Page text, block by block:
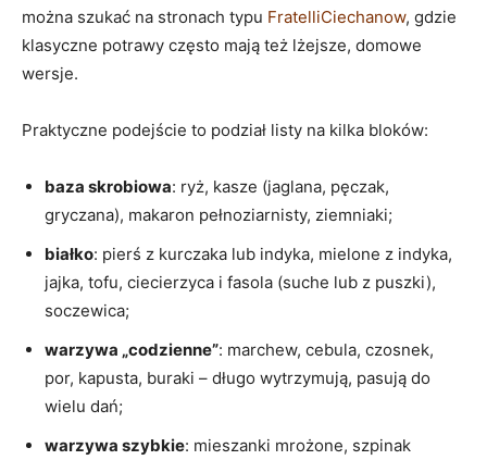
można szukać na stronach typu FratelliCiechanow, gdzie
klasyczne potrawy często mają też lżejsze, domowe
wersje.
Praktyczne podejście to podział listy na kilka bloków:
baza skrobiowa: ryż, kasze (jaglana, pęczak,
gryczana), makaron pełnoziarnisty, ziemniaki;
białko: pierś z kurczaka lub indyka, mielone z indyka,
jajka, tofu, ciecierzyca i fasola (suche lub z puszki),
soczewica;
warzywa „codzienne”: marchew, cebula, czosnek,
por, kapusta, buraki – długo wytrzymują, pasują do
wielu dań;
warzywa szybkie: mieszanki mrożone, szpinak